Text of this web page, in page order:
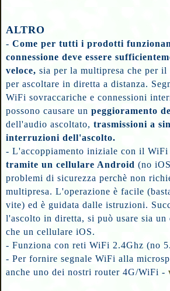
ALTRO
-Come per tutti i prodotti
connessione deve essere
veloce,sia per la multipresa che per
per ascoltare in diretta a distanza.
WiFi sovraccariche e connessioni
possono causare unpeggioramento
dell'audio ascoltato,trasmissioni a
interruzioni dell'ascolto.
- L'accoppiamento iniziale con il
tramite un cellulare Android(no
problemi di sicurezza perchè non
multipresa. L'operazione è facile
vite) ed è guidata dalle istruzioni.
l'ascolto in diretta, si può usare sia
che un cellulare iOS.
- Funziona con reti WiFi 2.4Ghz (no
- Per fornire segnale WiFi alla
anche uno dei nostri router 4G/WiFi -